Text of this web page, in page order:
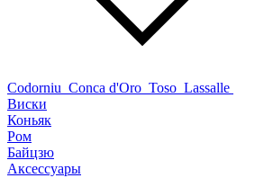
Codorniu Conca d'Oro Toso Lassalle
Виски
Коньяк
Ром
Байцзю
Аксессуары